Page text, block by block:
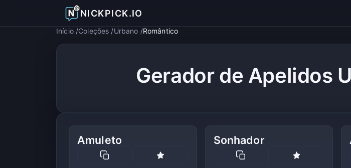
NICKPICK.IO
Início Coleções Urbano Romântico
Gerador de Apelidos
Amuleto Sonhador